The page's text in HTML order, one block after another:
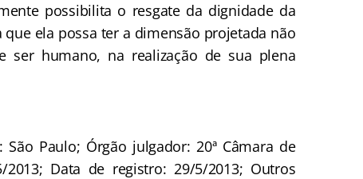
possibilita o resgate da dignidade da
ela possa ter a dimensão projetada não
humano, na realização de sua plena
São Paulo; Órgão julgador: 20ª Câmara de
Data de registro: 29/5/2013; Outros